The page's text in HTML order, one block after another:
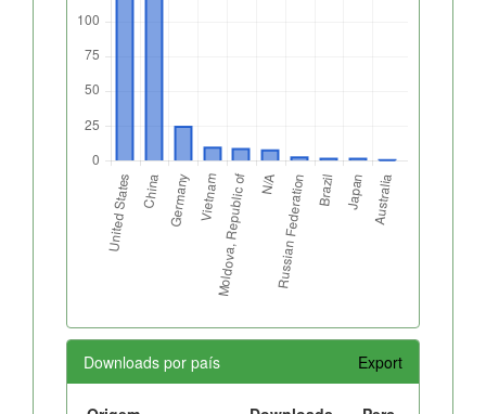
Downloads por país Export